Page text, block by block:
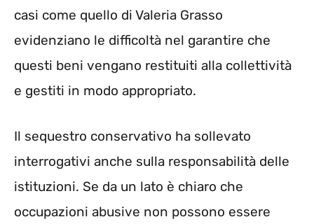
casi come quello di Valeria Grasso
evidenziano le difficoltà nel garantire che
questi beni vengano restituiti alla collettività
e gestiti in modo appropriato.
Il sequestro conservativo ha sollevato
interrogativi anche sulla responsabilità delle
istituzioni. Se da un lato è chiaro che
occupazioni abusive non possono essere